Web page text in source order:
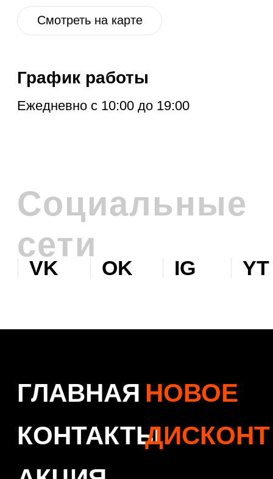
Политика обработки персональных данных
© 2026 Levent & Vualle
дисконт и другие полезные новости.
Отправить